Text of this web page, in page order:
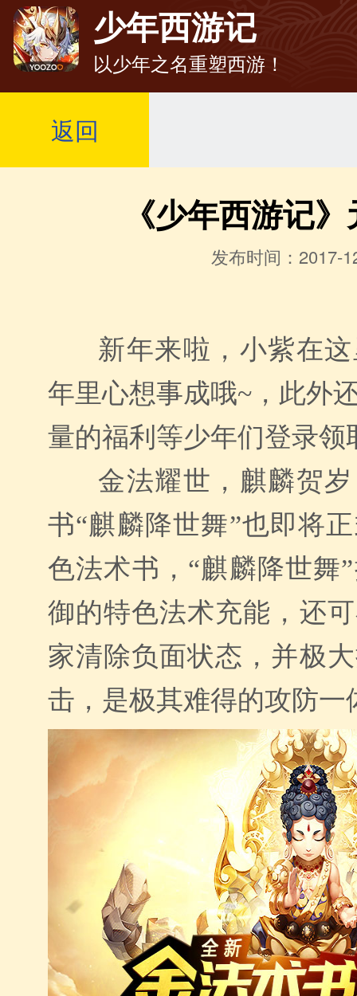
少年西游记
以少年之名重塑西游！
返回
《少年西游记
发布时间：2017-
新年来啦，小紫在这
年里心想事成哦~，此外
量的福利等少年们登录领
金法耀世，麒麟贺岁
书“麒麟降世舞”也即将
色法术书，“麒麟降世舞
御的特色法术充能，还可
家清除负面状态， 并极
击 ，是极其难得的攻防